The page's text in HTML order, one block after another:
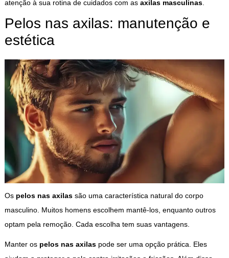
atenção à sua rotina de cuidados com as axilas masculinas.
Pelos nas axilas: manutenção e
estética
Os pelos nas axilassão uma característica natural do corpo
masculino. Muitos homens escolhem mantê-los, enquanto outros
optam pela remoção. Cada escolha tem suas vantagens.
Manter os pelos nas axilaspode ser uma opção prática. Eles